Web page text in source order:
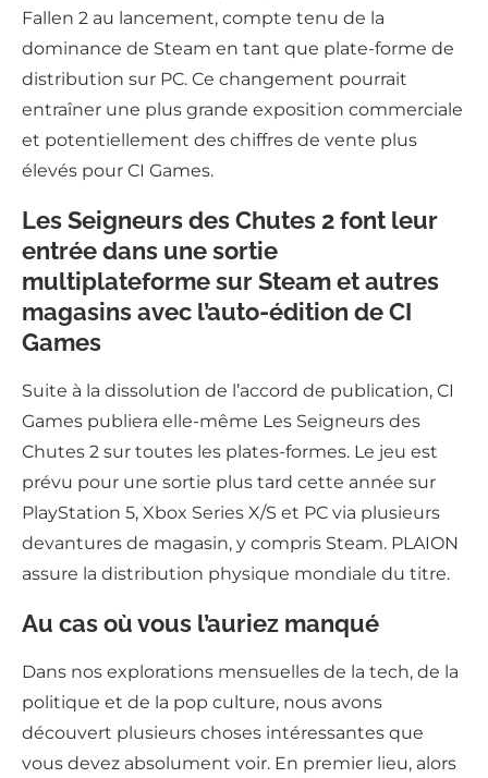
Fallen 2 au lancement, compte tenu de la
dominance de Steam en tant que plate-forme de
distribution sur PC. Ce changement pourrait
entraîner une plus grande exposition commerciale
et potentiellement des chiffres de vente plus
élevés pour CI Games.
Les Seigneurs des Chutes 2 font leur
entrée dans une sortie
multiplateforme sur Steam et autres
magasins avec l’auto-édition de CI
Games
Suite à la dissolution de l’accord de publication, CI
Games publiera elle-même Les Seigneurs des
Chutes 2 sur toutes les plates-formes. Le jeu est
prévu pour une sortie plus tard cette année sur
PlayStation 5, Xbox Series X/S et PC via plusieurs
devantures de magasin, y compris Steam. PLAION
assure la distribution physique mondiale du titre.
Au cas où vous l’auriez manqué
Dans nos explorations mensuelles de la tech, de la
politique et de la pop culture, nous avons
découvert plusieurs choses intéressantes que
vous devez absolument voir. En premier lieu, alors